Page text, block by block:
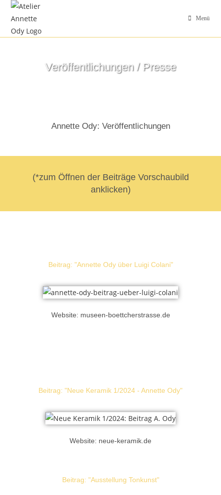
Menü
Veröffentlichungen / Presse
Annette Ody: Veröffentlichungen
(*zum Öffnen der Beiträge Vorschaubild
anklicken)
Beitrag: "Annette Ody über Luigi Colani"
Website: museen-boettcherstrasse.de
Beitrag: "Neue Keramik 1/2024 - Annette Ody"
Website: neue-keramik.de
Beitrag: "Ausstellung Tonkunst"